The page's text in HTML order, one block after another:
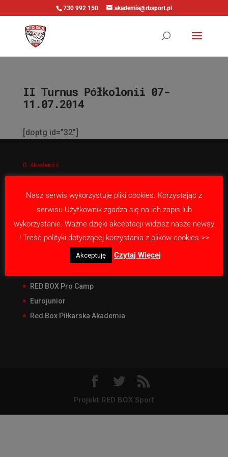
730 992 150 akademia@rbsport.pl
II Turnus Półkolonii 07-
11.07.2014
[doptg id=”32″]
O Akademii
Nasza misja
Kontakt
Nasze projekty
RED BOX Junior Liga
RED BOX Pro Camp
Eurojunior
Red Box Piłkarska Akademia
Projekt RED BOX Sport
Nasz serwis wykorzystuje pliki cookies. Korzystając z
serwisu Użytkownik zgadza się na ich zapis lub
wykorzystanie. Ważne dzięki akceptacji widzisz nasze newsy
! Treść polityki dotyczącej korzystania z plików cookies >>
Akceptuję Czytaj Więcej